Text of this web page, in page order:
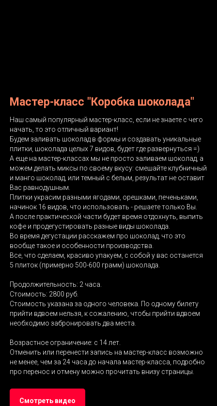
Мастер-класс "Коробка шоколада"
Наш самый популярный мастер-класс, если не знаете с чего
начать, то это отличный вариант!
Будем заливать шоколад в формы и создавать уникальные
плитки, шоколада целых 7 видов, будет где развернуться =)
А еще на мастер-классах мы не просто заливаем шоколад, а
можем делать миксы по своему вкусу: смешайте клубничный
и манго шоколад, или темный с белым, результат не оставит
Вас равнодушным.
Плитки украсим разными ягодами, орешками, печеньками,
начинок 16 видов, что использовать - решаете только Вы.
А после практической части будет время отдохнуть, выпить
кофе и продегустировать разные виды шоколада.
Во время дегустации расскажем про шоколад, что это
вообще такое и особенности производства.
Все, что сделаем, красиво упакуем, с собой у вас останется
5 плиток (примерно 500-600 грамм) шоколада.
Продолжительность: 2 часа.
Стоимость: 2800 руб.
Стоимость указана за одного человека. По одному билету
прийти вдвоем нельзя, к сожалению, чтобы прийти вдвоем
необходимо забронировать два места.
Возрастное ограничение: с 14 лет.
Отменить или перенести запись на мастер-класс возможно
не менее, чем за 24 часа до начала мастер-класса, подробно
про перенос и отмену можно прочитать внизу страницы.
Смотреть видео